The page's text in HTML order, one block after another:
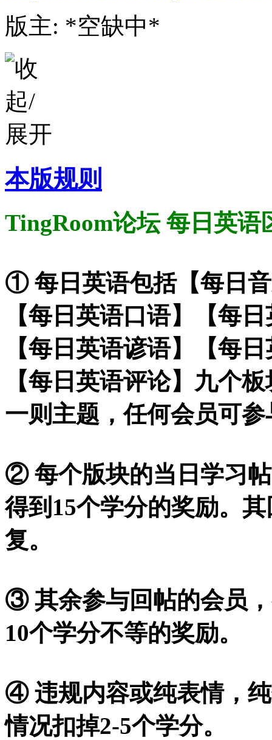
版主: *空缺中*
本版规则
TingRoom论坛 每日英语
① 每日英语包括【每日
【每日英语口语】【每
【每日英语谚语】【每
【每日英语评论】九个
一则主题，任何会员可
② 每个版块的当日学习
得到15个学分的奖励。
复。
③ 其余参与回帖的会员
10个学分不等的奖励。
④ 违规内容或纯表情，
情况扣掉2-5个学分。